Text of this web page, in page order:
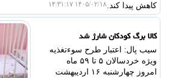
کاهش پیدا کند.۱۴۰۵/۰۲/۱۸ ۱۴:۳۱:۱۷
کالا برگ کودکان شارژ شد
سیب پال: اعتبار طرح سوءتغذیه
ویژه خردسالان ۵ تا ۵۹ ماه
امروز چهارشنبه ۱۶ اردیبهشت